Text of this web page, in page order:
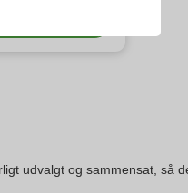
udvalgt og sammensat, så